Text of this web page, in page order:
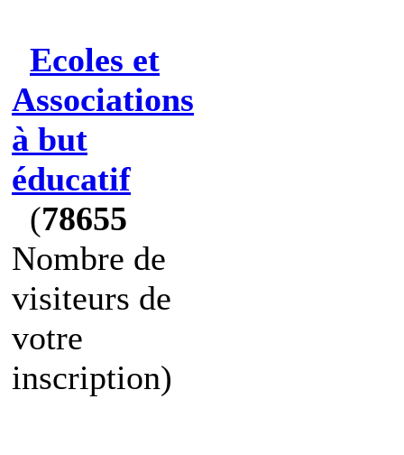
Ecoles et
Associations
à but
éducatif
(78655
Nombre de
visiteurs de
votre
inscription)